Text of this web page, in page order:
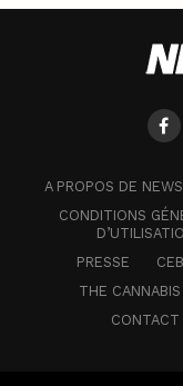
A PROPOS DE
CONDITIONS
PRESSE
THE
CONTACT